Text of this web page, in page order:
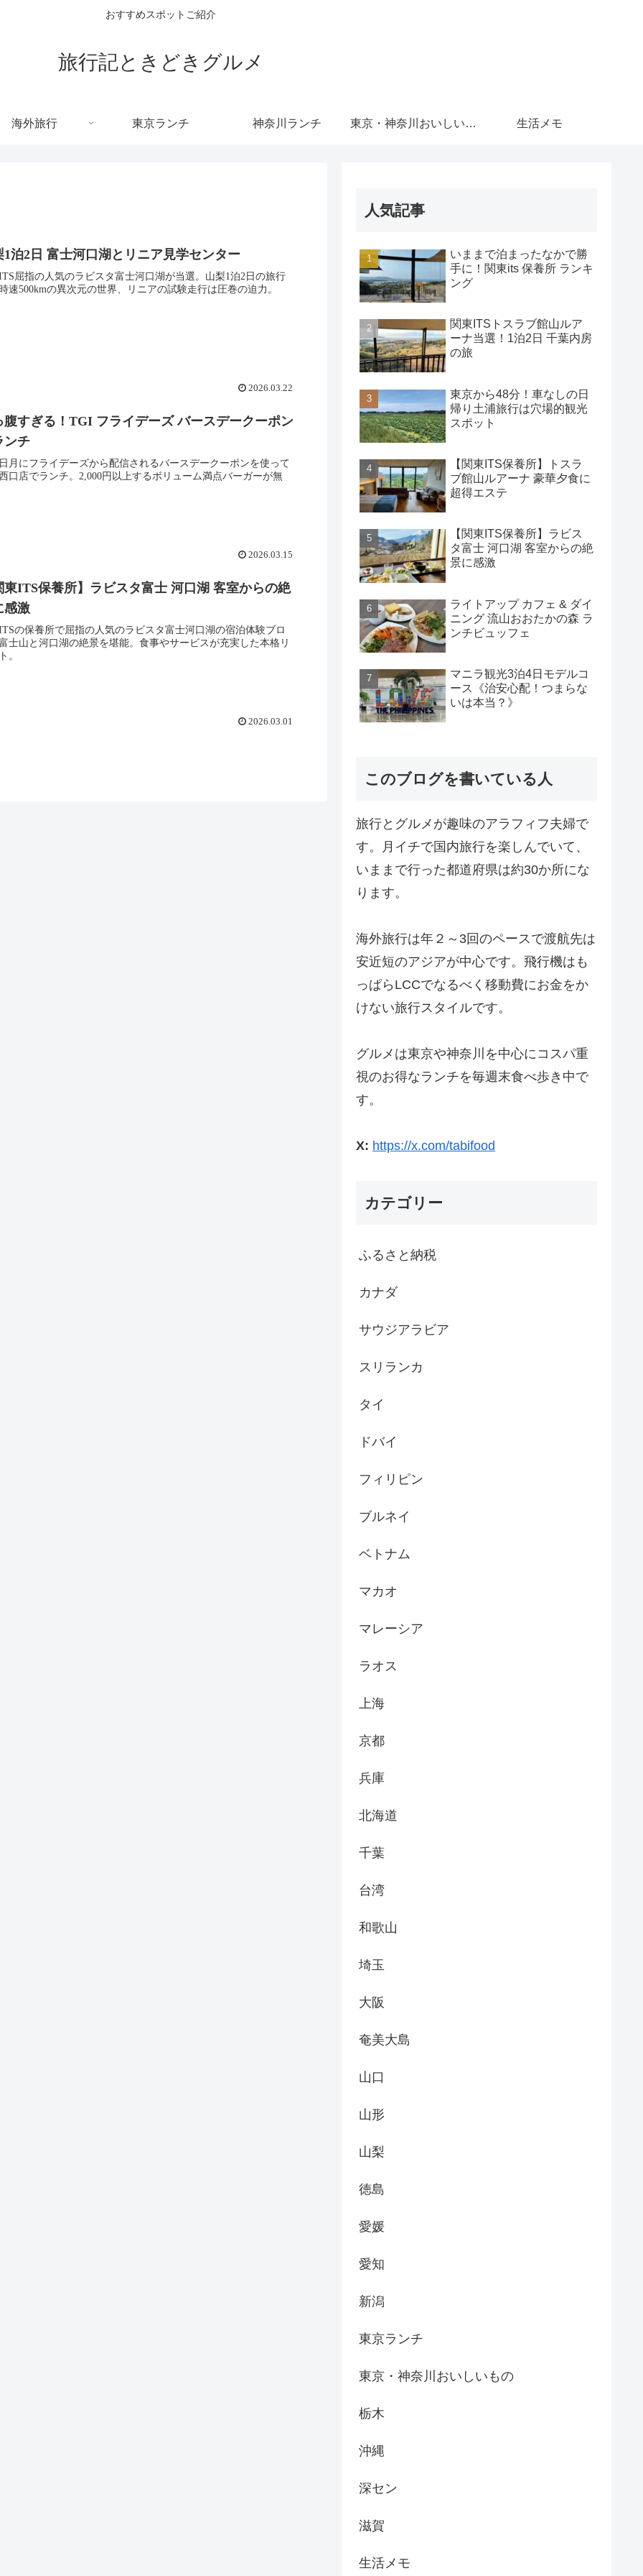
おすすめスポットご紹介
旅行記ときどきグルメ
海外旅行 東京ランチ 神奈川ランチ 東京・神奈川おいしいもの 生活メモ
1泊2日 富士河口湖とリニア見学センター
屈指の人気のラビスタ富士河口湖が当選。山梨1泊2日の旅行
速500kmの異次元の世界、リニアの試験走行は圧巻の迫力。
2026.03.22
腹すぎる！TGI フライデーズ バースデークーポン
ンチ
月にフライデーズから配信されるバースデークーポンを使って
口店でランチ。2,000円以上するボリューム満点バーガーが無
2026.03.15
東ITS保養所】ラビスタ富士 河口湖 客室からの絶
感激
の保養所で屈指の人気のラビスタ富士河口湖の宿泊体験ブロ
士山と河口湖の絶景を堪能。食事やサービスが充実した本格リ
。
2026.03.01
人気記事
いままで泊まったなかで勝
手に！関東its 保養所 ランキ
ング
関東ITSトスラブ館山ルア
ーナ当選！1泊2日 千葉内房
の旅
東京から48分！車なしの日
帰り土浦旅行は穴場的観光
スポット
【関東ITS保養所】トスラ
ブ館山ルアーナ 豪華夕食に
超得エステ
【関東ITS保養所】ラビス
タ富士 河口湖 客室からの絶
景に感激
ライトアップ カフェ & ダイ
ニング 流山おおたかの森 ラ
ンチビュッフェ
マニラ観光3泊4日モデルコ
ース《治安心配！つまらな
いは本当？》
このブログを書いている人
旅行とグルメが趣味のアラフィフ夫婦で
す。月イチで国内旅行を楽しんでいて、
いままで行った都道府県は約30か所にな
ります。
海外旅行は年２～3回のペースで渡航先は
安近短のアジアが中心です。飛行機はも
っぱらLCCでなるべく移動費にお金をか
けない旅行スタイルです。
グルメは東京や神奈川を中心にコスパ重
視のお得なランチを毎週末食べ歩き中で
す。
X: https://x.com/tabifood
カテゴリー
ふるさと納税
カナダ
サウジアラビア
スリランカ
タイ
ドバイ
フィリピン
ブルネイ
ベトナム
マカオ
マレーシア
ラオス
上海
京都
兵庫
北海道
千葉
台湾
和歌山
埼玉
大阪
奄美大島
山口
山形
山梨
徳島
愛媛
愛知
新潟
東京ランチ
東京・神奈川おいしいもの
栃木
沖縄
深セン
滋賀
生活メモ